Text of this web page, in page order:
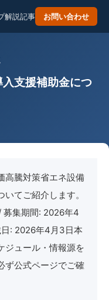
解説記事 お問い合わせ
入支援補助金につ
高騰対策省エネ設備
てご紹介します。
募集期間: 2026年4
: 2026年4月3日本
ジュール・情報源を
ず公式ページでご確